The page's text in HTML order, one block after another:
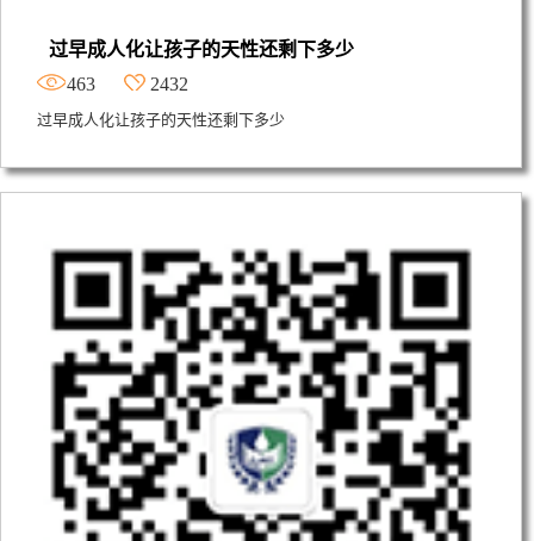
过早成人化让孩子的天性还剩下多少
463
2432
过早成人化让孩子的天性还剩下多少